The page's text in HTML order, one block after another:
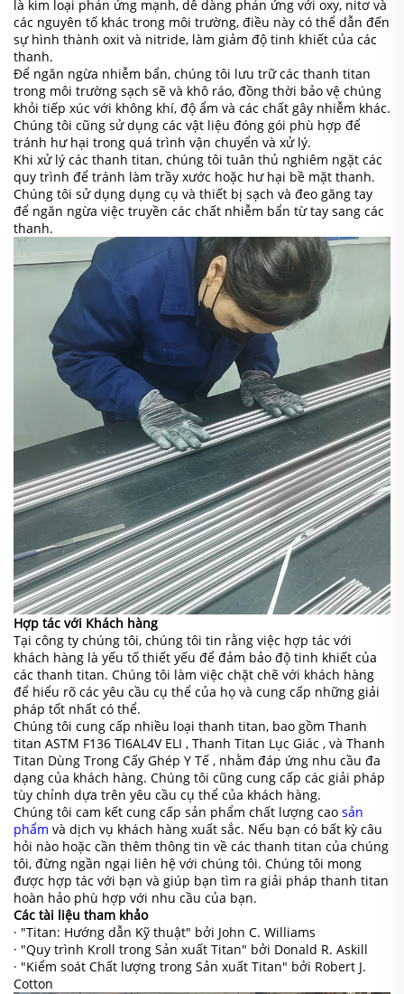
là kim loại phản ứng mạnh, dễ dàng phản ứng với oxy, nitơ và
các nguyên tố khác trong môi trường, điều này có thể dẫn đến
sự hình thành oxit và nitride, làm giảm độ tinh khiết của các
thanh.
Để ngăn ngừa nhiễm bẩn, chúng tôi lưu trữ các thanh titan
trong môi trường sạch sẽ và khô ráo, đồng thời bảo vệ chúng
khỏi tiếp xúc với không khí, độ ẩm và các chất gây nhiễm khác.
Chúng tôi cũng sử dụng các vật liệu đóng gói phù hợp để
tránh hư hại trong quá trình vận chuyển và xử lý.
Khi xử lý các thanh titan, chúng tôi tuân thủ nghiêm ngặt các
quy trình để tránh làm trầy xước hoặc hư hại bề mặt thanh.
Chúng tôi sử dụng dụng cụ và thiết bị sạch và đeo găng tay
để ngăn ngừa việc truyền các chất nhiễm bẩn từ tay sang các
thanh.
Hợp tác với Khách hàng
Tại công ty chúng tôi, chúng tôi tin rằng việc hợp tác với
khách hàng là yếu tố thiết yếu để đảm bảo độ tinh khiết của
các thanh titan. Chúng tôi làm việc chặt chẽ với khách hàng
để hiểu rõ các yêu cầu cụ thể của họ và cung cấp những giải
pháp tốt nhất có thể.
Chúng tôi cung cấp nhiều loại thanh titan, bao gồm Thanh
titan ASTM F136 TI6AL4V ELI , Thanh Titan Lục Giác , và Thanh
Titan Dùng Trong Cấy Ghép Y Tế , nhằm đáp ứng nhu cầu đa
dạng của khách hàng. Chúng tôi cũng cung cấp các giải pháp
tùy chỉnh dựa trên yêu cầu cụ thể của khách hàng.
Chúng tôi cam kết cung cấp sản phẩm chất lượng cao sản
phẩm và dịch vụ khách hàng xuất sắc. Nếu bạn có bất kỳ câu
hỏi nào hoặc cần thêm thông tin về các thanh titan của chúng
tôi, đừng ngần ngại liên hệ với chúng tôi. Chúng tôi mong
được hợp tác với bạn và giúp bạn tìm ra giải pháp thanh titan
hoàn hảo phù hợp với nhu cầu của bạn.
Các tài liệu tham khảo
· "Titan: Hướng dẫn Kỹ thuật" bởi John C. Williams
· "Quy trình Kroll trong Sản xuất Titan" bởi Donald R. Askill
· "Kiểm soát Chất lượng trong Sản xuất Titan" bởi Robert J.
Cotton